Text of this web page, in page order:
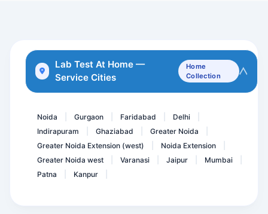
ANC Profile / Antenatal P...
Vitamin B12, Active Holot...
Lab Test At Home —
Service Cities
Home
Collection
Noida Gurgaon Faridabad Delhi
Indirapuram
Ghaziabad Greater Noida
Greater Noida Extension (west)
Noida Extension
Greater Noida west
Varanasi Jaipur Mumbai
Patna
Kanpur